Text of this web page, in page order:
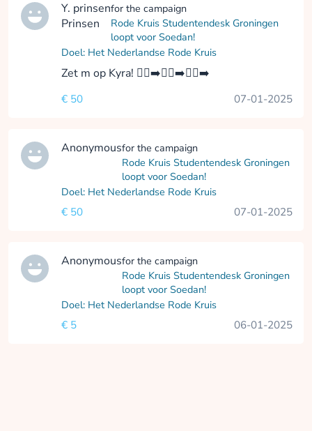
Y. prinsen
Prinsen
for the campaign
Rode Kruis Studentendesk Groningen
loopt voor Soedan!
Doel: Het Nederlandse Rode Kruis
Zet m op Kyra! 🏃‍♀️‍➡️🏃‍♀️‍➡️🏃‍♀️‍➡️
€ 50 07-01-2025
Anonymousfor the campaign
Rode Kruis Studentendesk Groningen
loopt voor Soedan!
Doel: Het Nederlandse Rode Kruis
€ 50
07-01-2025
Anonymousfor the campaign
Rode Kruis Studentendesk Groningen
loopt voor Soedan!
Doel: Het Nederlandse Rode Kruis
€ 5
06-01-2025